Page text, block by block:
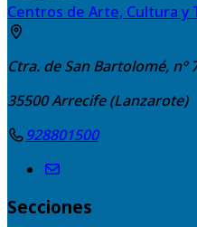
Centros de Arte, Cultura y
Ctra. de San Bartolomé, nº
35500Arrecife (Lanzarote)
928801500
Secciones